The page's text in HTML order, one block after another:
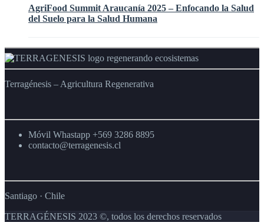
Agro
desde
del
la
Summit
Araucanía
Enfocando
la
Salud
Suelo
Salud
Humana
AgriFood Summit Araucanía 2025 – Enfocando la Salud
del Suelo para la Salud Humana
Terragénesis – Agricultura Regenerativa
Móvil Whastapp +569 3286 8895
contacto@terragenesis.cl
Santiago · Chile
TERRAGÉNESIS 2023 ©, todos los derechos reservados